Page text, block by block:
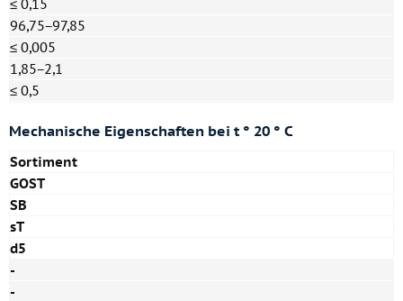
≤ 0,15
96,75−97,85
≤ 0,005
1,85−2,1
≤ 0,5
Mechanische Eigenschaften bei t ° 20 ° C
Sortiment
GOST
SB
sT
d5
-
-